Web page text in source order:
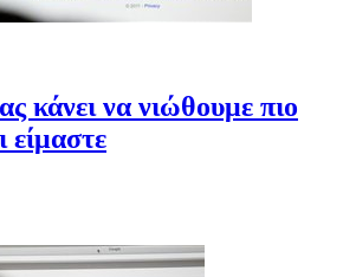
κάνει να νιώθουμε πιο
είμαστε